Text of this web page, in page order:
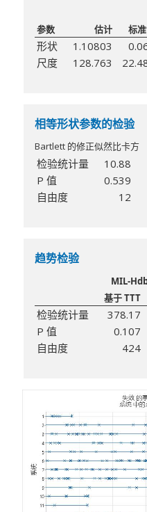
参数
估计 标
形状 1.10803
尺度
128.763
相等形状参数的检验
Bartlett 的修正似然比卡方
检验统计量
10.88
P 值
0.539
自由度
12
趋势检验
MIL-
基于 TTT
检验统计量 378.17
P 值
0.107
自由度
424